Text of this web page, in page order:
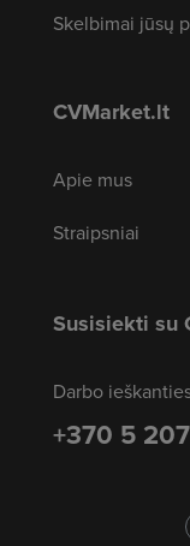
Skelbimai jūsų
CVMarket.lt
Apie mus
Straipsniai
Susisiekti su
Darbo
+370 5